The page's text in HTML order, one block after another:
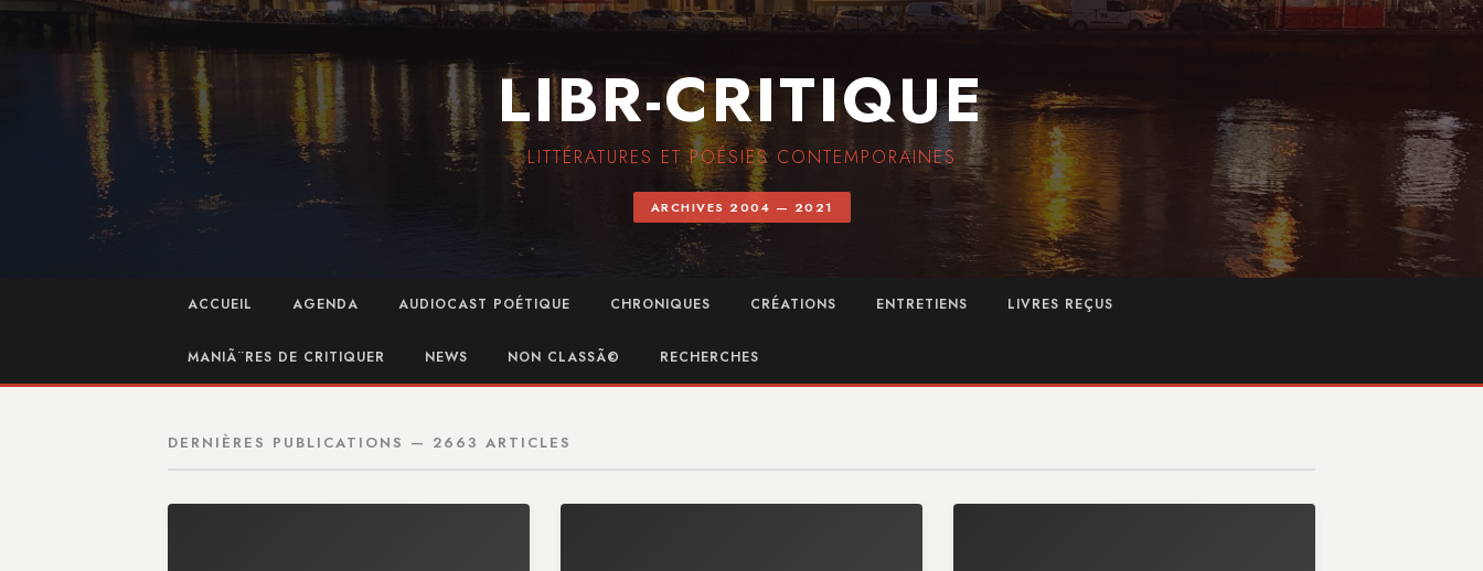
LIBR-CRITIQUE
LITTÉRATURES ET POÉSIES CONTEMPORAINES
ARCHIVES 2004 — 2021
ACCUEIL AGENDA AUDIOCAST POÉTIQUE CHRONIQUES CRÉATIONS ENTRETIENS LIVRES REÇUS
MANIÃ¨RES DE CRITIQUER NEWS NON CLASSÃ© RECHERCHES
DERNIÈRES PUBLICATIONS — 2663 ARTICLES